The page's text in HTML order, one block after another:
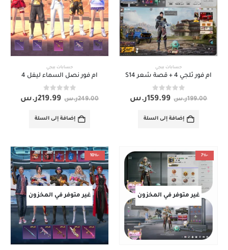
حسابات ببجي
ام فور ثلجي 4 + قصة شعر S14
199.00ر.س 159.99ر.س
إضافة إلى السلة
حسابات ببجي
ام فور نصل السماء ليفل 4
249.00ر.س 219.99ر.س
إضافة إلى السلة
-7%
غير متوفر في المخزون
-10%
غير متوفر في المخزون